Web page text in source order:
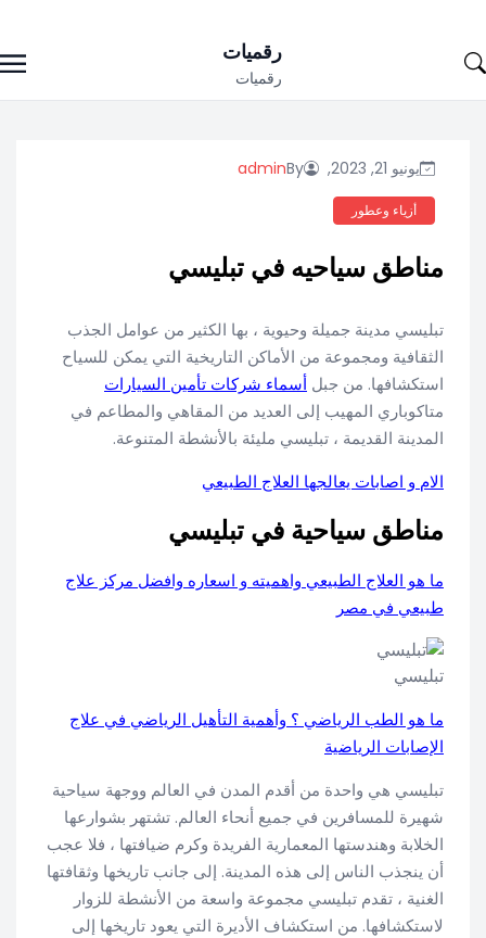
to
رقميات
رقميات
يونيو 21, 2023, By
admin
أزياء وعطور
مناطق سياحيه في تبليسي
تبليسي مدينة جميلة وحيوية ، بها الكثير من عوامل الجذب
الثقافية ومجموعة من الأماكن التاريخية التي يمكن للسياح
استكشافها. من جبل أسماء شركات تأمين السيارات
متاكوباري المهيب إلى العديد من المقاهي والمطاعم في
المدينة القديمة ، تبليسي مليئة بالأنشطة المتنوعة.
الام و اصابات يعالجها العلاج الطبيعي
مناطق سياحية في تبليسي
ما هو العلاج الطبيعي واهميته و اسعاره وافضل مركز علاج
طبيعي في مصر
تبليسي
ما هو الطب الرياضي ؟ وأهمية التأهيل الرياضي في علاج
الإصابات الرياضية
تبليسي هي واحدة من أقدم المدن في العالم ووجهة سياحية
شهيرة للمسافرين في جميع أنحاء العالم. تشتهر بشوارعها
الخلابة وهندستها المعمارية الفريدة وكرم ضيافتها ، فلا عجب
أن ينجذب الناس إلى هذه المدينة. إلى جانب تاريخها وثقافتها
الغنية ، تقدم تبليسي مجموعة واسعة من الأنشطة للزوار
لاستكشافها. من استكشاف الأديرة التي يعود تاريخها إلى